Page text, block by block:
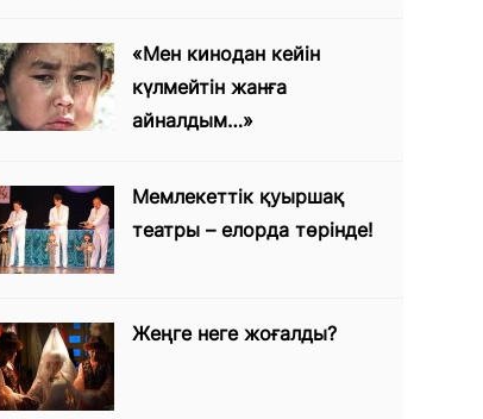
«Мен кинодан кейін
күлмейтін жанға
айналдым…»
Мемлекеттік қуыршақ
театры – елорда төрінде!
Жеңге неге жоғалды?